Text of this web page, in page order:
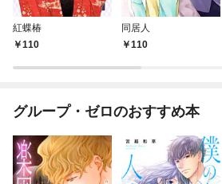
紅蝶椿
110
同居人
110
グループ・ゼロのおすすめ本